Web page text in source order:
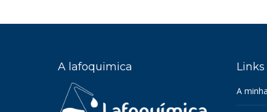
A lafoquimica
A